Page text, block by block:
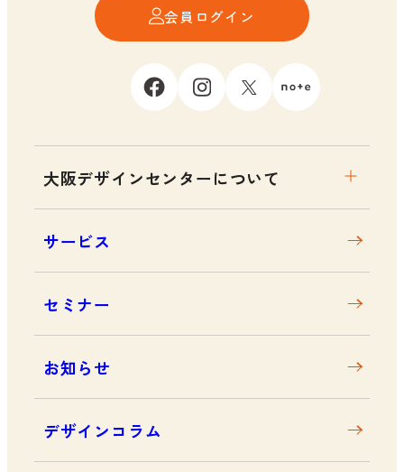
会員ログイン
大阪デザインセンターについて
デザイン経営とは
サービス
セミナー
お知らせ
デザインコラム